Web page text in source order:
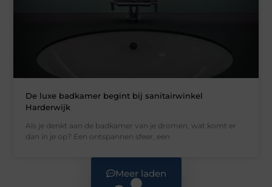
De luxe badkamer begint bij sanitairwinkel
Harderwijk
Als je denkt aan de badkamer van je dromen, wat komt er
dan in je op? Een ontspannen sfeer, een
Meer laden